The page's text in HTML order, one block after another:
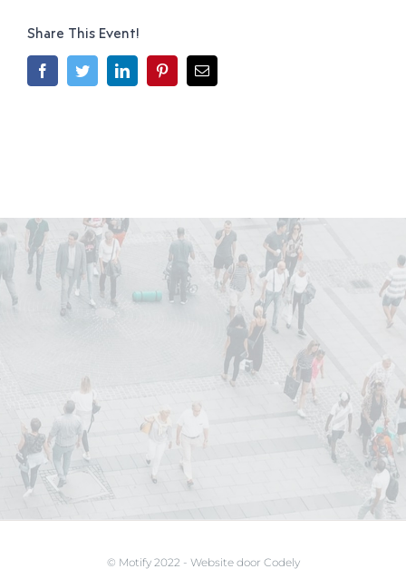
Share This Event!
FacebookTwitterLinkedInPinterestE-
mail
© Motify 2022 - Website door Codely